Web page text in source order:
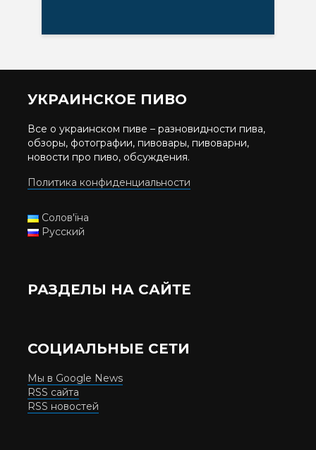
УКРАИНСКОЕ ПИВО
Все о украинском пиве – разновидности пива,
обзоры, фотографии, пивовары, пивоварни,
новости про пиво, обсуждения.
Политика конфиденциальности
Солов'їна
Русский
РАЗДЕЛЫ НА САЙТЕ
СОЦИАЛЬНЫЕ СЕТИ
Мы в Google News
RSS сайта
RSS новостей